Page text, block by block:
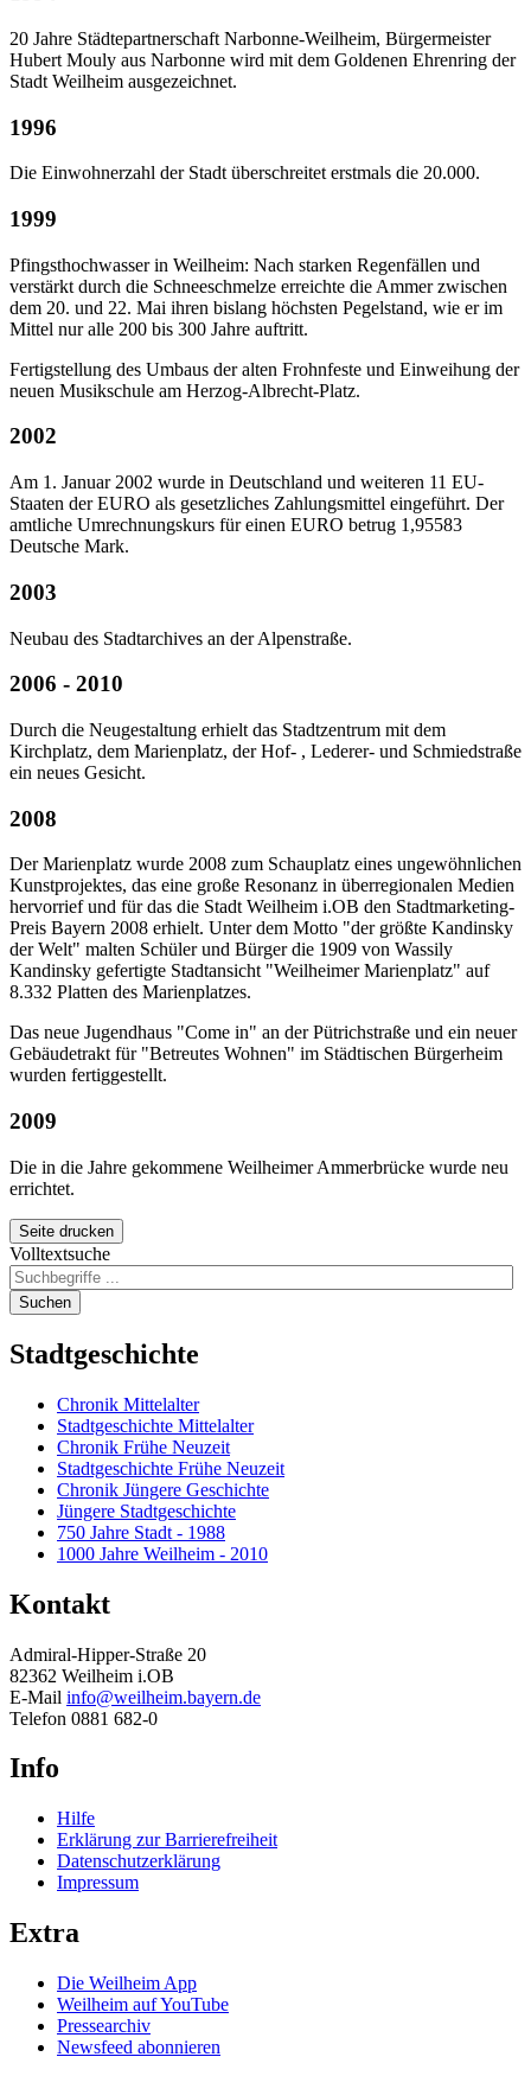
20 Jahre Städtepartnerschaft Narbonne-Weilheim, Bürgermeister
Hubert Mouly aus Narbonne wird mit dem Goldenen Ehrenring der
Stadt Weilheim ausgezeichnet.
1996
Die Einwohnerzahl der Stadt überschreitet erstmals die 20.000.
1999
Pfingsthochwasser in Weilheim: Nach starken Regenfällen und
verstärkt durch die Schneeschmelze erreichte die Ammer zwischen
dem 20. und 22. Mai ihren bislang höchsten Pegelstand, wie er im
Mittel nur alle 200 bis 300 Jahre auftritt.
Fertigstellung des Umbaus der alten Frohnfeste und Einweihung der
neuen Musikschule am Herzog-Albrecht-Platz.
2002
Am 1. Januar 2002 wurde in Deutschland und weiteren 11 EU-
Staaten der EURO als gesetzliches Zahlungsmittel eingeführt. Der
amtliche Umrechnungskurs für einen EURO betrug 1,95583
Deutsche Mark.
2003
Neubau des Stadtarchives an der Alpenstraße.
2006 - 2010
Durch die Neugestaltung erhielt das Stadtzentrum mit dem
Kirchplatz, dem Marienplatz, der Hof- , Lederer- und Schmiedstraße
ein neues Gesicht.
2008
Der Marienplatz wurde 2008 zum Schauplatz eines ungewöhnlichen
Kunstprojektes, das eine große Resonanz in überregionalen Medien
hervorrief und für das die Stadt Weilheim i.OB den Stadtmarketing-
Preis Bayern 2008 erhielt. Unter dem Motto "der größte Kandinsky
der Welt" malten Schüler und Bürger die 1909 von Wassily
Kandinsky gefertigte Stadtansicht "Weilheimer Marienplatz" auf
8.332 Platten des Marienplatzes.
Das neue Jugendhaus "Come in" an der Pütrichstraße und ein neuer
Gebäudetrakt für "Betreutes Wohnen" im Städtischen Bürgerheim
wurden fertiggestellt.
2009
Die in die Jahre gekommene Weilheimer Ammerbrücke wurde neu
errichtet.
Seite drucken
Volltextsuche
Suchen
Stadtgeschichte
Chronik Mittelalter
Stadtgeschichte Mittelalter
Chronik Frühe Neuzeit
Stadtgeschichte Frühe Neuzeit
Chronik Jüngere Geschichte
Jüngere Stadtgeschichte
750 Jahre Stadt - 1988
1000 Jahre Weilheim - 2010
Kontakt
Admiral-Hipper-Straße 20
82362 Weilheim i.OB
E-Mail info@weilheim.bayern.de
Telefon 0881 682-0
Info
Hilfe
Erklärung zur Barrierefreiheit
Datenschutzerklärung
Impressum
Extra
Die Weilheim App
Weilheim auf YouTube
Pressearchiv
Newsfeed abonnieren